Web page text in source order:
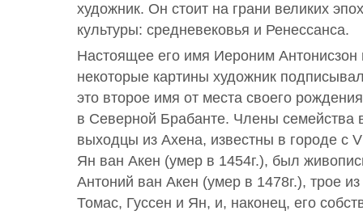
художник. Он стоит на грани великих
культуры: средневековья и Ренессанса.
Настоящее его имя Иероним Антонисзон
некоторые картины художник
это второе имя от места своего
в Северной Брабанте. Члены семейства
выходцы из Ахена, известны в городе с
Ян ван Акен (умер в 1454г.), был
Антоний ван Акен (умер в 1478г.), трое
Томас, Гуссен и Ян, и, наконец, его